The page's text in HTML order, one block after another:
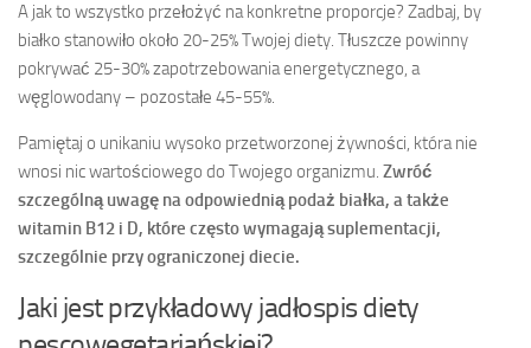
A jak to wszystko przełożyć na konkretne proporcje? Zadbaj, by
białko stanowiło około 20-25% Twojej diety. Tłuszcze powinny
pokrywać 25-30% zapotrzebowania energetycznego, a
węglowodany – pozostałe 45-55%.
Pamiętaj o unikaniu wysoko przetworzonej żywności, która nie
wnosi nic wartościowego do Twojego organizmu. Zwróć
szczególną uwagę na odpowiednią podaż białka, a także
witamin B12 i D, które często wymagają suplementacji,
szczególnie przy ograniczonej diecie.
Jaki jest przykładowy jadłospis diety